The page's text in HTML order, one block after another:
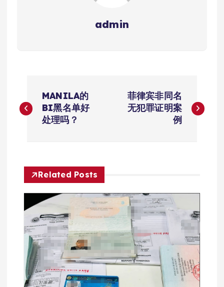
admin
章
航
MANILA的
BI黑名单好
处理吗？
菲律宾非同名
无犯罪证明案
例
Related Posts